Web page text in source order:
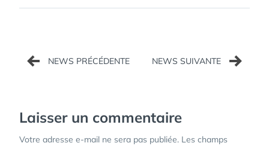
Navigation
de
Laisser un commentaire
Votre adresse e-mail ne sera pas publiée. Les champs